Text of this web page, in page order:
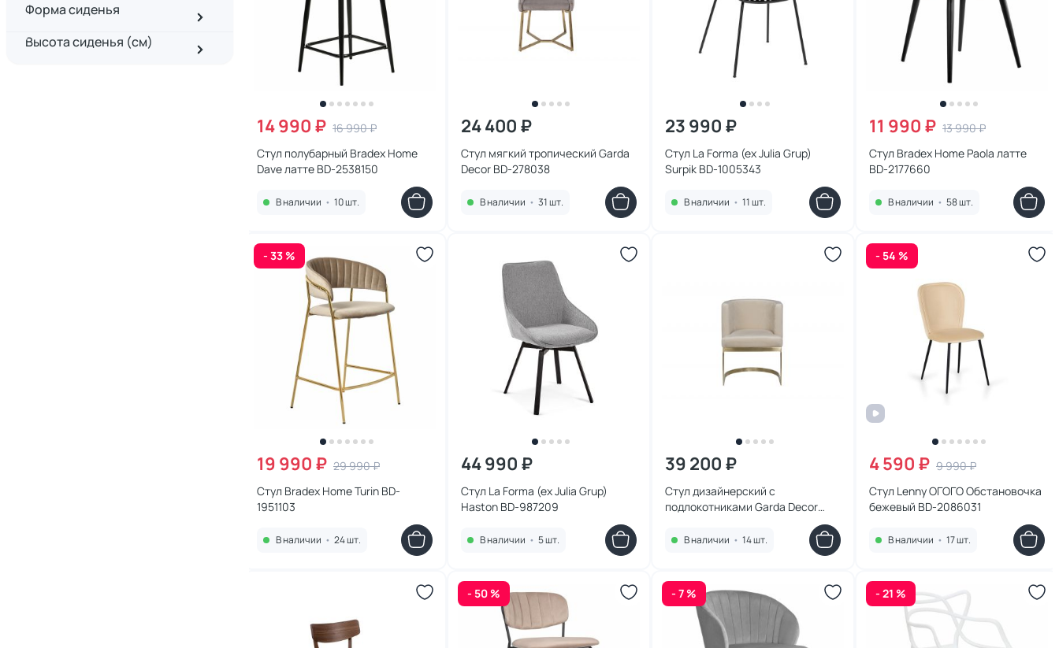
Форма сиденья
Высота сиденья (см)
14 990 ₽ 16 990 ₽
Стул полубарный Bradex Home
Dave латте BD-2538150
В наличии • 10 шт.
24 400 ₽
Стул мягкий тропический Garda
Decor BD-278038
В наличии • 31 шт.
23 990 ₽
Стул La Forma (ex Julia Grup)
Surpik BD-1005343
В наличии • 11 шт.
11 990 ₽ 13 990 ₽
Стул Bradex Home Paola латте
BD-2177660
В наличии • 58 шт.
- 33 %
19 990 ₽ 29 990 ₽
Стул Bradex Home Turin BD-
1951103
В наличии • 24 шт.
44 990 ₽
Стул La Forma (ex Julia Grup)
Haston BD-987209
В наличии • 5 шт.
39 200 ₽
Стул дизайнерский с
подлокотниками Garda Decor
В наличии • 14 шт.
- 54 %
4 590 ₽ 9 990 ₽
Стул Lenny ОГОГО Обстановочка
бежевый BD-2086031
В наличии • 17 шт.
- 50 % - 7 % - 21 %